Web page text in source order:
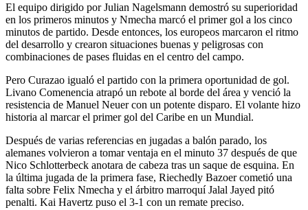
El equipo dirigido por Julian Nagelsmann demostró su superioridad
en los primeros minutos y Nmecha marcó el primer gol a los cinco
minutos de partido. Desde entonces, los europeos marcaron el ritmo
del desarrollo y crearon situaciones buenas y peligrosas con
combinaciones de pases fluidas en el centro del campo.
Pero Curazao igualó el partido con la primera oportunidad de gol.
Livano Comenencia atrapó un rebote al borde del área y venció la
resistencia de Manuel Neuer con un potente disparo. El volante hizo
historia al marcar el primer gol del Caribe en un Mundial.
Después de varias referencias en jugadas a balón parado, los
alemanes volvieron a tomar ventaja en el minuto 37 después de que
Nico Schlotterbeck anotara de cabeza tras un saque de esquina. En
la última jugada de la primera fase, Riechedly Bazoer cometió una
falta sobre Felix Nmecha y el árbitro marroquí Jalal Jayed pitó
penalti. Kai Havertz puso el 3-1 con un remate preciso.